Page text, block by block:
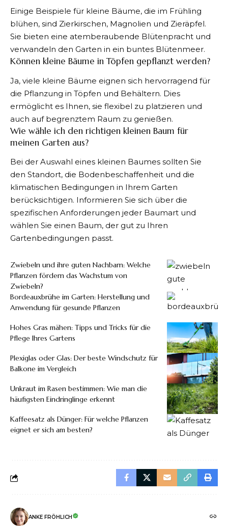
Einige Beispiele für kleine Bäume, die im Frühling
blühen, sind Zierkirschen, Magnolien und Zieräpfel.
Sie bieten eine atemberaubende Blütenpracht und
verwandeln den Garten in ein buntes Blütenmeer.
Können kleine Bäume in Töpfen gepflanzt werden?
Ja, viele kleine Bäume eignen sich hervorragend für
die Pflanzung in Töpfen und Behältern. Dies
ermöglicht es Ihnen, sie flexibel zu platzieren und
auch auf begrenztem Raum zu genießen.
Wie wähle ich den richtigen kleinen Baum für
meinen Garten aus?
Bei der Auswahl eines kleinen Baumes sollten Sie
den Standort, die Bodenbeschaffenheit und die
klimatischen Bedingungen in Ihrem Garten
berücksichtigen. Informieren Sie sich über die
spezifischen Anforderungen jeder Baumart und
wählen Sie einen Baum, der gut zu Ihren
Gartenbedingungen passt.
Zwiebeln und ihre guten Nachbarn: Welche
Pflanzen fördern das Wachstum von
Zwiebeln?
Bordeauxbrühe im Garten: Herstellung und
Anwendung für gesunde Pflanzen
Hohes Gras mähen: Tipps und Tricks für die
Pflege Ihres Gartens
Plexiglas oder Glas: Der beste Windschutz für
Balkone im Vergleich
Unkraut im Rasen bestimmen: Wie man die
häufigsten Eindringlinge erkennt
Kaffeesatz als Dünger: Für welche Pflanzen
eignet er sich am besten?
ANKE FRÖHLICH